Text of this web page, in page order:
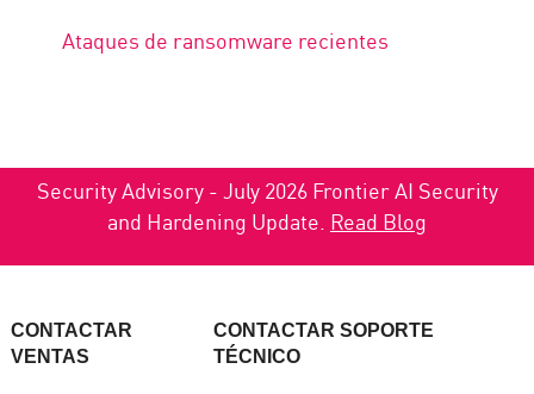
Ataques de ransomware recientes
Security Advisory - July 2026 Frontier AI Security
and Hardening Update. Read Blog
CONTACTAR
VENTAS
CONTACTAR SOPORTE
TÉCNICO